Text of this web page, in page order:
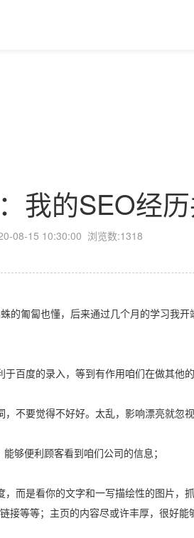
我的SEO经
08-15 10:30:00 浏览数:1318
匍匐也懂，后来通过几个月的学习我
百度的录入，等到有作用咱们在做其他的
不要觉得不好好。太乱，影响漂亮就忽视
够便利顾客看到咱们公司的信息；
而是看你的文字和一写描绘性的图片
等等；主页的内容尽或许丰厚，很好能